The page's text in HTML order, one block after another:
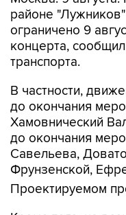
районе
ограничено 9
концерта,
транспорта.
В частности,
до окончания
Хамовнический
до окончания
Савельева,
Фрунзенской,
Проектируемом